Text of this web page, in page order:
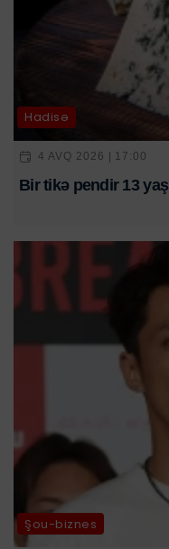
Hadisə
4 AVQ 2026 | 17:00
Bir tikə pendir 13
Şou-biznes